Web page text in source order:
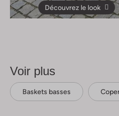
Découvrez le look
Voir plus
Baskets basses